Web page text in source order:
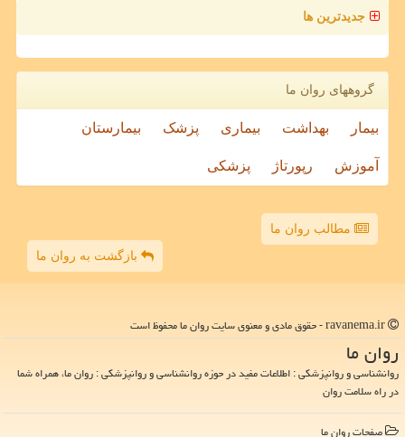
جدیدترین ها
گروههای روان ما
بیمار بهداشت بیماری پزشک بیمارستان
آموزش رپورتاژ پزشکی
مطالب روان ما
بازگشت به روان ما
روان ما
روانشناسی و روانپزشکی : اطلاعات مفید در حوزه روانشناسی و روانپزشکی : روان ما، همراه شما
در راه سلامت روان
صفحات روان ما